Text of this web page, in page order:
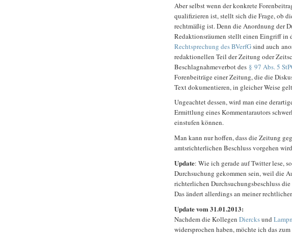
Aber selbst wenn der konkrete
qualifizieren ist, stellt sich die Frage, ob
rechtmäßig ist. Denn die Anordnung der
Redaktionsräumen stellt einen Eingriff in
Rechtsprechung des BVerfGsind auch
redaktionellen Teil der Zeitung oder
Beschlagnahmeverbot des § 97 Abs. 5
Forenbeiträge einer Zeitung, die die
Text dokumentieren, in gleicher Weise
Ungeachtet dessen, wird man eine
Ermittlung eines Kommentarautors
einstufen können.
Man kann nur hoffen, dass die Zeitung
amtsrichterlichen Beschluss vorgehen
Update: Wie ich gerade auf Twitter lese,
Durchsuchung gekommen sein, weil die
richterlichen Durchsuchungsbeschluss
Das ändert allerdings an meiner
Update vom 31.01.2013:
Nachdem die Kollegen Diercksund
widersprochen haben, möchte ich das